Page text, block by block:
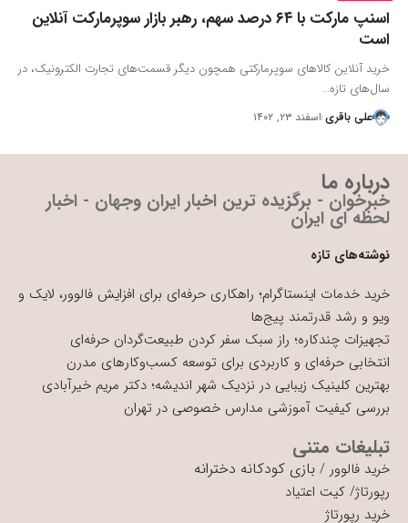
اسنپ مارکت با ۶۴ درصد سهم، رهبر بازار سوپرمارکت آنلاین
است
خرید آنلاین کالاهای سوپرمارکتی همچون دیگر قسمت‌های تجارت الکترونیک، در
سال‌‌های تازه…
علی باقری اسفند ۲۳, ۱۴۰۲
درباره ما
خبرخوان - برگزیده ترین اخبار ایران وجهان - اخبار
لحظه ای ایران
نوشته‌های تازه
خرید خدمات اینستاگرام؛ راهکاری حرفه‌ای برای افزایش فالوور، لایک و
ویو و رشد قدرتمند پیج‌ها
تجهیزات چندکاره؛ راز سبک سفر کردن طبیعت‌گردان حرفه‌ای
انتخابی حرفه‌ای و کاربردی برای توسعه کسب‌وکارهای مدرن
بهترین کلینیک زیبایی در نزدیک شهر اندیشه؛ دکتر مریم خیرآبادی
بررسی کیفیت آموزشی مدارس خصوصی در تهران
تبلیغات متنی
خرید فالوور / بازی کودکانه دخترانه
رپورتاژ/ کیت اعتیاد
خرید رپورتاژ